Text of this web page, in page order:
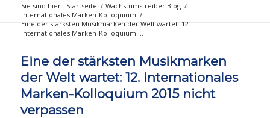
Sie sind hier: Startseite / Wachstumstreiber Blog /
Internationales Marken-Kolloquium /
Eine der stärksten Musikmarken der Welt wartet: 12.
Internationales Marken-Kolloquium ...
Eine der stärksten Musikmarken
der Welt wartet: 12. Internationales
Marken-Kolloquium 2015 nicht
verpassen